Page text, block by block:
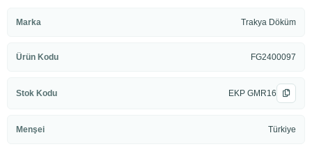
Marka Trakya Döküm
Ürün Kodu FG2400097
Stok Kodu EKP GMR16
Menşei Türkiye